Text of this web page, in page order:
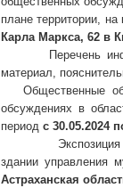
плане территории,
Карла Маркса, 62 в
Перечень
материал,
Общественные
обсуждениях в
период с 30.05.2024
Экспозиция
здании управления
Астраханская